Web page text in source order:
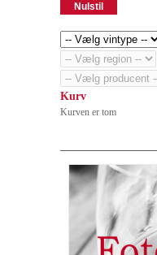
Kurv
Kurven er tom